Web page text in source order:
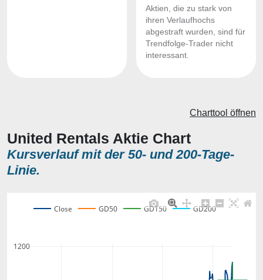
Aktien, die zu stark von
ihren Verlaufhochs
abgestraft wurden, sind für
Trendfolge-Trader nicht
interessant.
United Rentals Aktie Chart
Kursverlauf mit der 50- und 200-Tage-
Linie.
Charttool öffnen
1200
Close GD50 GD150 GD200